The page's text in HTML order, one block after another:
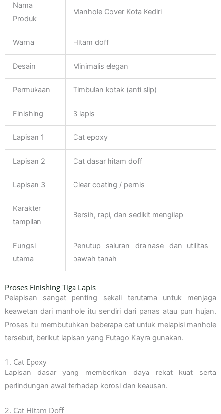
Nama
Produk
Manhole Cover Kota Kediri
Warna Hitam doff
Desain Minimalis elegan
Permukaan Timbulan kotak (anti slip)
Finishing 3 lapis
Lapisan 1 Cat epoxy
Lapisan 2 Cat dasar hitam doff
Lapisan 3 Clear coating / pernis
Karakter
tampilan
Bersih, rapi, dan sedikit mengilap
Fungsi
utama
Penutup saluran drainase dan utilitas
bawah tanah
Proses Finishing Tiga Lapis
Pelapisan sangat penting sekali terutama untuk menjaga
keawetan dari manhole itu sendiri dari panas atau pun hujan.
Proses itu membutuhkan beberapa cat untuk melapisi manhole
tersebut, berikut lapisan yang Futago Kayra gunakan.
1. Cat Epoxy
Lapisan dasar yang memberikan daya rekat kuat serta
perlindungan awal terhadap korosi dan keausan.
2. Cat Hitam Doff